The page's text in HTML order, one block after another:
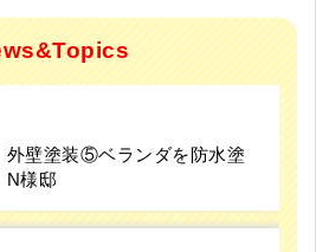
外壁塗装⑤ベランダを防水塗
N様邸